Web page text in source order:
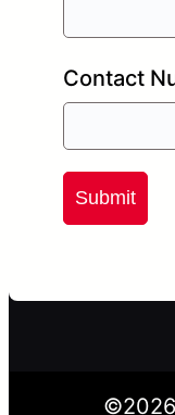
Contact
Submit
©2026